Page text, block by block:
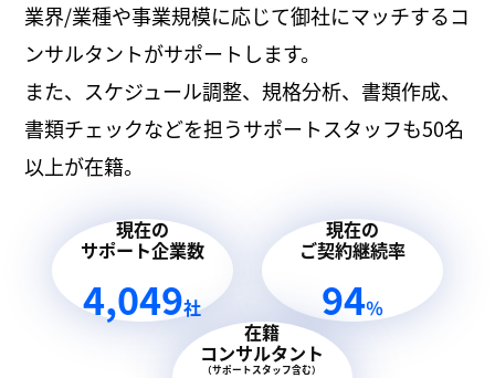
業界/業種や事業規模に応じて御社にマッチするコ
ンサルタントがサポートします。
また、スケジュール調整、規格分析、書類作成、
書類チェックなどを担うサポートスタッフも50名
以上が在籍。
現在の
サポート企業数
4,049社
現在の
ご契約継続率
94％
在籍
コンサルタント
（サポートスタッフ含む）